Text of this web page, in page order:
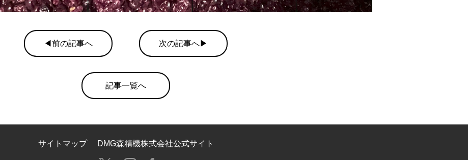
◀前の記事へ 次の記事へ▶
記事一覧へ
サイトマップ DMG森精機株式会社公式サイト